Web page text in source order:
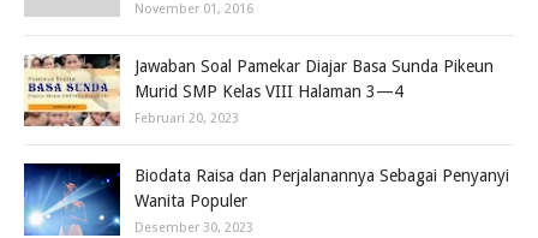
November 01, 2016
Jawaban Soal Pamekar Diajar Basa Sunda Pikeun
Murid SMP Kelas VIII Halaman 3—4
Februari 20, 2023
Biodata Raisa dan Perjalanannya Sebagai Penyanyi
Wanita Populer
Desember 30, 2023